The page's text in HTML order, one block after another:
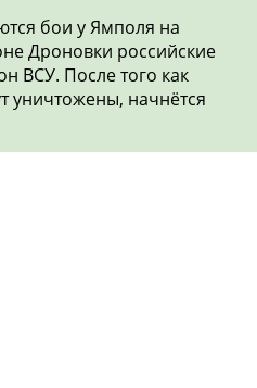
бои у Ямполя на
Дроновки российские
ВСУ. После того как
уничтожены, начнётся